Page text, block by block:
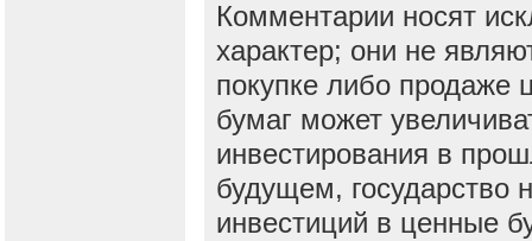
Комментарии носят
характер; они не
покупке либо продаже
бумаг может
инвестирования в
будущем, государство
инвестиций в ценные